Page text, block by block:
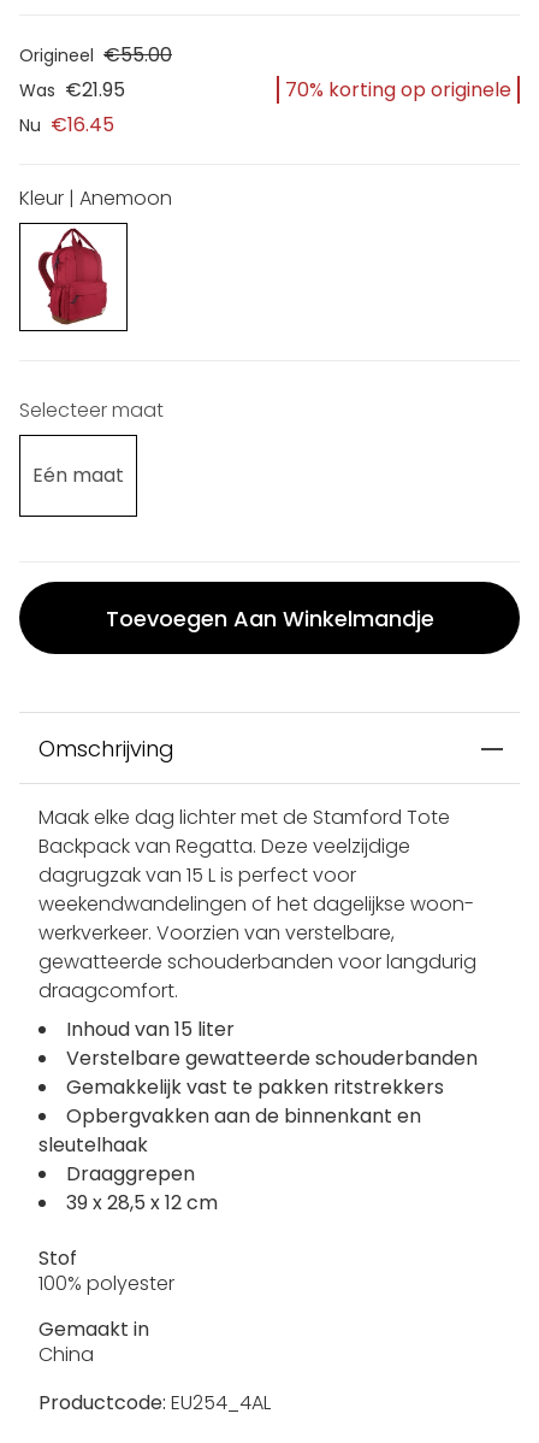
Origineel €55.00
Was €21.95
Nu €16.45
70% korting op originele
Kleur | Anemoon
Selecteer maat
Eén maat
Toevoegen Aan Winkelmandje
Omschrijving
Maak elke dag lichter met de Stamford Tote
Backpack van Regatta. Deze veelzijdige
dagrugzak van 15 L is perfect voor
weekendwandelingen of het dagelijkse woon-
werkverkeer. Voorzien van verstelbare,
gewatteerde schouderbanden voor langdurig
draagcomfort.
Inhoud van 15 liter
Verstelbare gewatteerde schouderbanden
Gemakkelijk vast te pakken ritstrekkers
Opbergvakken aan de binnenkant en
sleutelhaak
Draaggrepen
39 x 28,5 x 12 cm
Stof
100% polyester
Gemaakt in
China
Productcode: EU254_4AL